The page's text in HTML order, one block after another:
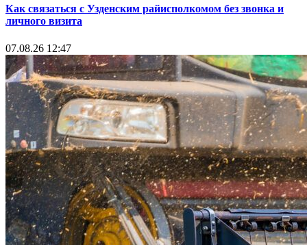
Как связаться с Узденским райисполкомом без звонка и
личного визита
07.08.26 12:47